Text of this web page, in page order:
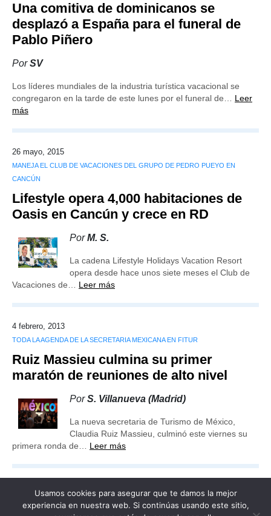
Una comitiva de dominicanos se
desplazó a España para el funeral de
Pablo Piñero
PorSV
Los líderes mundiales de la industria turística vacacional se
congregaron en la tarde de este lunes por el funeral de… Leer
más
26 mayo, 2015
MANEJA EL CLUB DE VACACIONES DEL GRUPO DE PEDRO PUEYO EN
CANCÚN
Lifestyle opera 4,000 habitaciones de
Oasis en Cancún y crece en RD
PorM. S.
La cadena Lifestyle Holidays Vacation Resort
opera desde hace unos siete meses el Club de
Vacaciones de… Leer más
4 febrero, 2013
TODA LA AGENDA DE LA SECRETARIA MEXICANA EN FITUR
Ruiz Massieu culmina su primer
maratón de reuniones de alto nivel
PorS. Villanueva (Madrid)
La nueva secretaria de Turismo de México,
Claudia Ruiz Massieu, culminó este viernes su
primera ronda de… Leer más
Usamos cookies para asegurar que te damos la mejor
experiencia en nuestra web. Si continúas usando este sitio,